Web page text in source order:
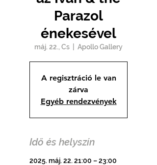
Parazol
énekesével
máj. 22., Cs Apollo Gallery
A regisztráció le van
zárva
Egyéb rendezvények
Idő és helyszín
2025. máj. 22. 21:00 – 23:00